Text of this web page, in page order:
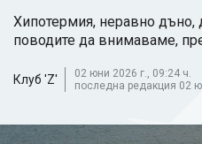
Хипотермия, неравно дъно,
поводите да внимаваме,
Клуб 'Z'
02 юни 2026 г., 09:24 ч.
последна редакция 02